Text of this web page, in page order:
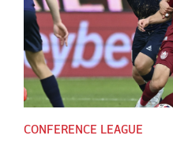
CONFERENCE LEAGUE